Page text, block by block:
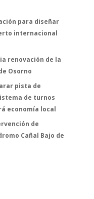
para diseñar
internacional
renovación de la
Osorno
pista de
de turnos
economía local
de
Cañal Bajo de